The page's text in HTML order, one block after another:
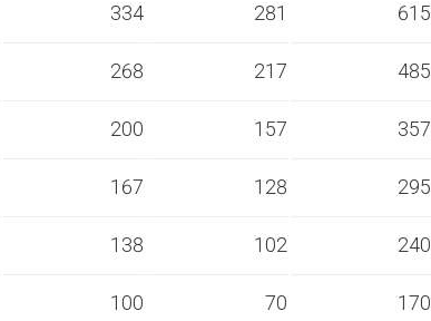
334 281 615
268 217 485
200 157 357
167 128 295
138 102 240
100 70 170